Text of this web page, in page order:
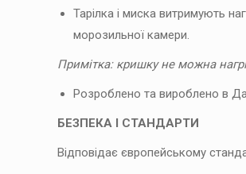
Тарілка і миска витримують
морозильної камери.
Примітка: кришку не можна
Розроблено та вироблено в
БЕЗПЕКА І СТАНДАРТИ
Відповідає європейському